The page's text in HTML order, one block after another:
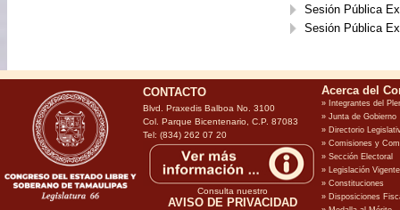
Sesión Pública
Sesión Pública
CONTACTO
Blvd. Praxedis Balboa No. 3100
Col. Parque Bicentenario, C.P. 87083
Tel: (834) 262 07 20
Consulta nuestro
AVISO DE PRIVACIDAD